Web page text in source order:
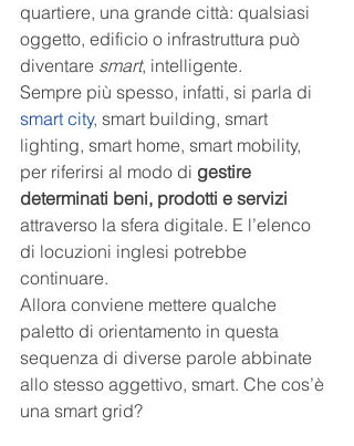
quartiere, una grande città: qualsiasi
oggetto, edificio o infrastruttura può
diventare smart, intelligente.
Sempre più spesso, infatti, si parla di
smart city, smart building, smart
lighting, smart home, smart mobility,
per riferirsi al modo di gestire
determinati beni, prodotti e servizi
attraverso la sfera digitale. E l’elenco
di locuzioni inglesi potrebbe
continuare.
Allora conviene mettere qualche
paletto di orientamento in questa
sequenza di diverse parole abbinate
allo stesso aggettivo, smart. Che cos’è
una smart grid?